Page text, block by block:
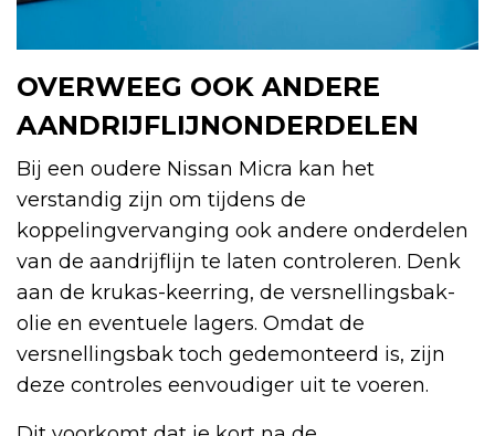
OVERWEEG OOK ANDERE
AANDRIJFLIJNONDERDELEN
Bij een oudere Nissan Micra kan het
verstandig zijn om tijdens de
koppelingvervanging ook andere onderdelen
van de aandrijflijn te laten controleren. Denk
aan de krukas-keerring, de versnellingsbak-
olie en eventuele lagers. Omdat de
versnellingsbak toch gedemonteerd is, zijn
deze controles eenvoudiger uit te voeren.